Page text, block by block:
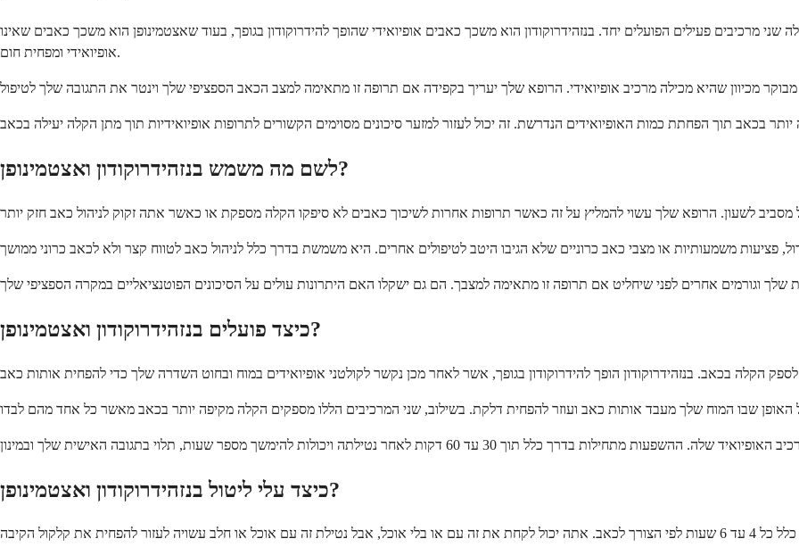
שני מרכיבים פעילים הפועלים יחד. בנזהידרוקודון הוא משכך כאבים אופיואידי שהופך להידרוקודון בגופך, בעוד שאצטמינופן הוא משכך כאבים שאינו
אופיואידי ומפחית חום.
לשם מה משמש בנזהידרוקודון ואצטמינופן?
כיצד פועלים בנזהידרוקודון ואצטמינופן?
כיצד עלי ליטול בנזהידרוקודון ואצטמינופן?